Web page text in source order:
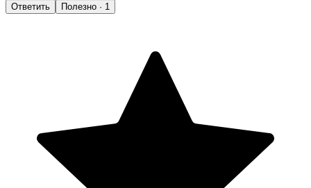
Ответить Полезно · 1